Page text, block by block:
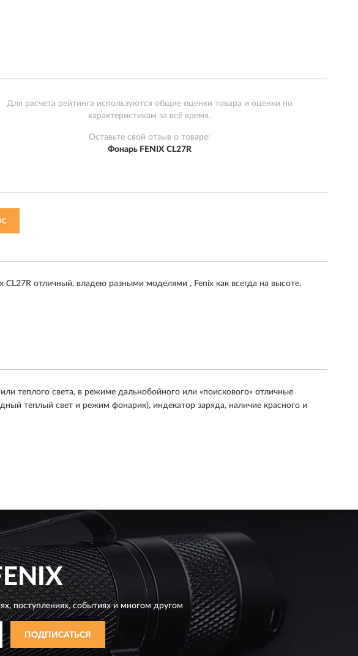
Для расчета рейтинга используются общие оценки товара и оценки по
характеристикам за всё время.
Оставьте свой отзыв о товаре:
Фонарь FENIX CL27R
отличный, владею разными моделями , Fenix как всегда на высоте,
теплого света, в режиме дальнобойного или «поискового» отличные
теплый свет и режим фонарик), индекатор заряда, наличие красного и
поступлениях, событиях и многом другом
ПОДПИСАТЬСЯ